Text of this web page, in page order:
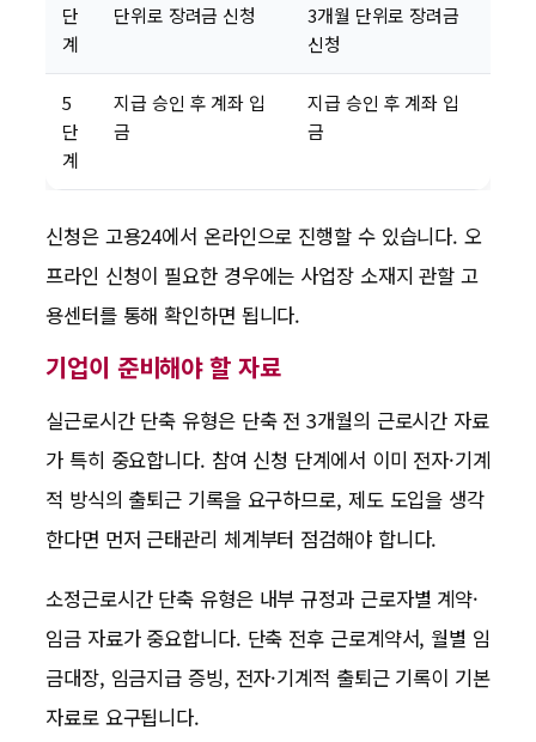
단
계
단위로 장려금 신청
3개월 단위로 장려금
신청
5
단
계
지급 승인 후 계좌 입
금
지급 승인 후 계좌 입
금
신청은 고용24에서 온라인으로 진행할 수 있습니다. 오
프라인 신청이 필요한 경우에는 사업장 소재지 관할 고
용센터를 통해 확인하면 됩니다.
기업이 준비해야 할 자료
실근로시간 단축 유형은 단축 전 3개월의 근로시간 자료
가 특히 중요합니다. 참여 신청 단계에서 이미 전자·기계
적 방식의 출퇴근 기록을 요구하므로, 제도 도입을 생각
한다면 먼저 근태관리 체계부터 점검해야 합니다.
소정근로시간 단축 유형은 내부 규정과 근로자별 계약·
임금 자료가 중요합니다. 단축 전후 근로계약서, 월별 임
금대장, 임금지급 증빙, 전자·기계적 출퇴근 기록이 기본
자료로 요구됩니다.